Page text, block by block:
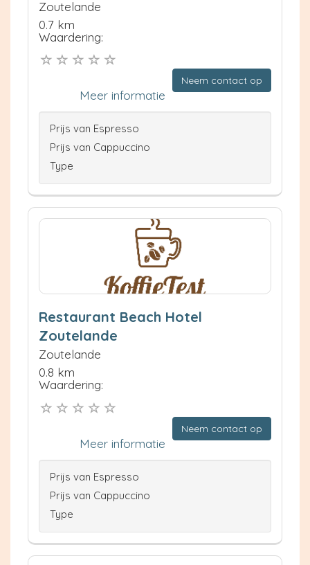
Zoutelande
0.7 km
Waardering:
Neem contact op
Meer informatie
Prijs van Espresso
Prijs van Cappuccino
Type
Restaurant Beach Hotel
Zoutelande
Zoutelande
0.8 km
Waardering:
Neem contact op
Meer informatie
Prijs van Espresso
Prijs van Cappuccino
Type